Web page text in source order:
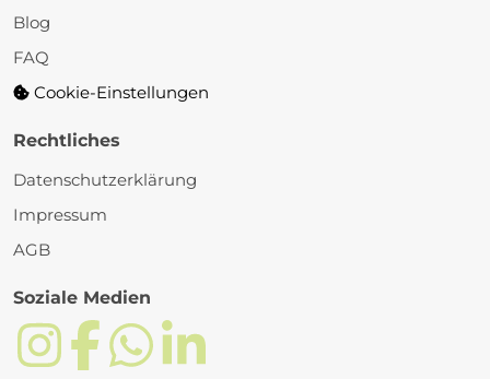
Blog
FAQ
Cookie-Einstellungen
Rechtliches
Datenschutzerklärung
Impressum
AGB
Soziale Medien